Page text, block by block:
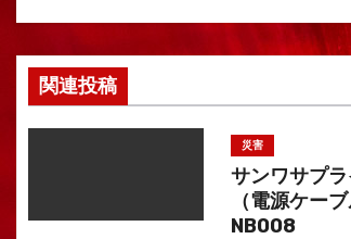
シ
ョ
ン
関連投稿
災害
サンワサプ
（電源ケー
NB008